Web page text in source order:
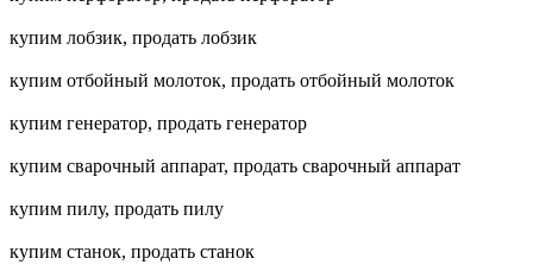
купим лобзик, продать лобзик
купим отбойный молоток, продать отбойный молоток
купим генератор, продать генератор
купим сварочный аппарат, продать сварочный аппарат
купим пилу, продать пилу
купим станок, продать станок